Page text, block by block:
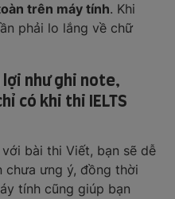
trên máy tính. Khi
phải lo lắng về chữ
như ghi note,
có khi thi IELTS
bài thi Viết, bạn sẽ dễ
chưa ưng ý, đồng thời
tính cũng giúp bạn